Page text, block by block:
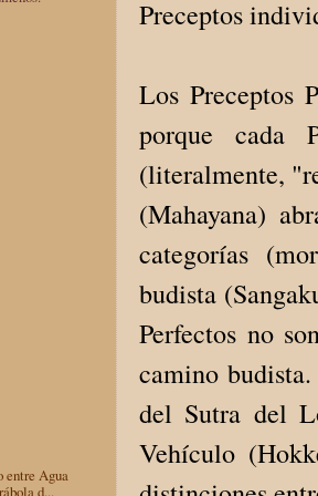
Preceptos
Los Preceptos
porque cada
(literalmente,
(Mahayana)
categorías
budista
Perfectos no
camino
del Sutra del
Vehículo
entre Agua
d...